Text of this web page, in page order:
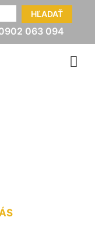
HĽADAŤ
063 094